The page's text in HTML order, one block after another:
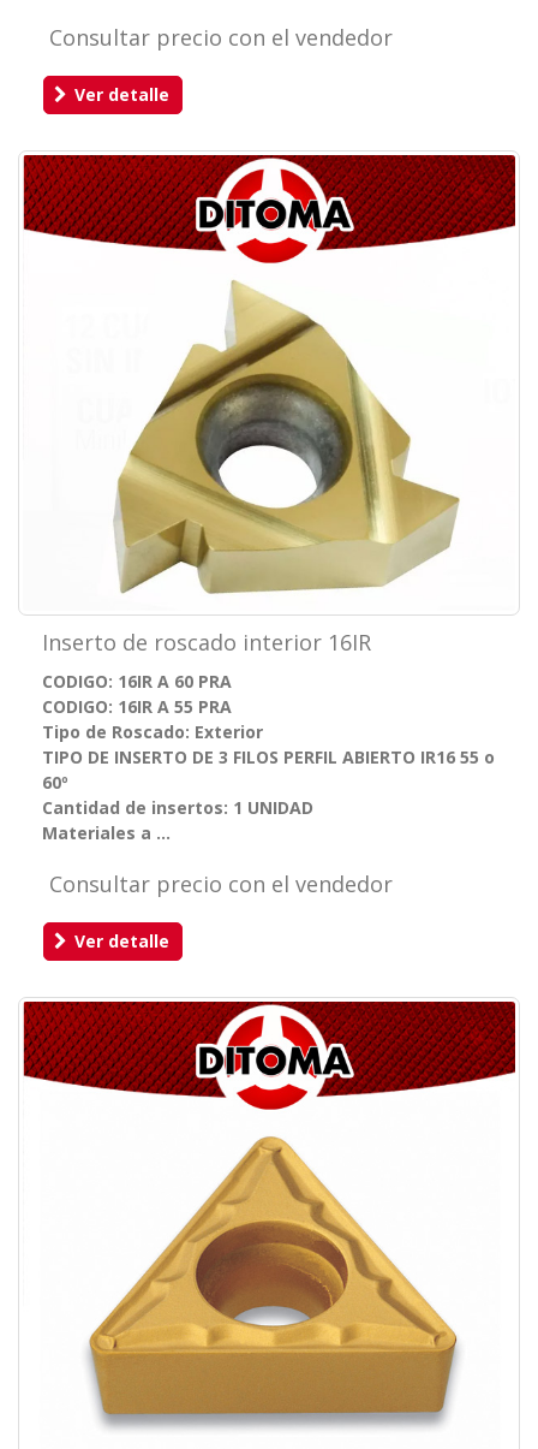
Consultar precio con el vendedor
Ver detalle
Inserto de roscado interior 16IR
CODIGO: 16IR A 60 PRA
CODIGO: 16IR A 55 PRA
Tipo de Roscado: Exterior
TIPO DE INSERTO DE 3 FILOS PERFIL ABIERTO IR16 55 o
60º
Cantidad de insertos: 1 UNIDAD
Materiales a ...
Consultar precio con el vendedor
Ver detalle